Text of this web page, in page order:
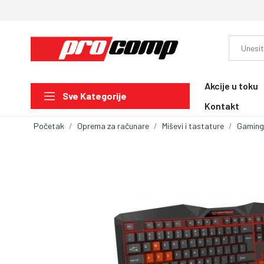
Sve Kategorije
Akcije u toku
Kontakt
Početak Oprema za računare Miševi i tastature